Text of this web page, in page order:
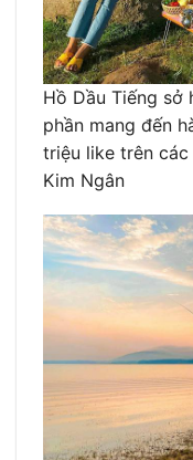
Hồ Dầu Tiếng
phần mang đến
triệu like trên
Kim Ngân